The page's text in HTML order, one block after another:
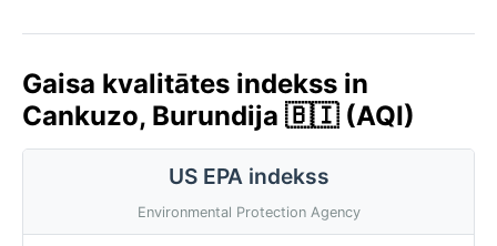
Gaisa kvalitātes indekss in
Cankuzo, Burundija 🇧🇮 (AQI)
US EPA indekss
Environmental Protection Agency